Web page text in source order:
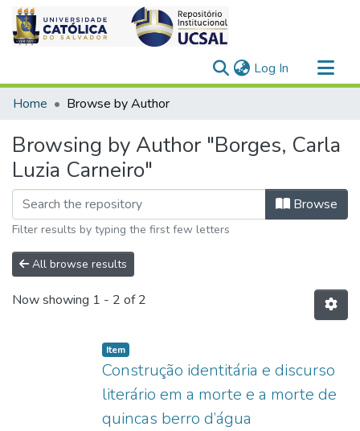
Log In (current)
Communities & Collections
Home Browse by Author
Browsing by Author "Borges, Carla
Luzia Carneiro"
Browse
Filter results by typing the first few letters
All browse results
Now showing 1 - 2 of 2
Item type:
Item,
Construção identitária e discurso
literário em a morte e a morte de
quincas berro d’água